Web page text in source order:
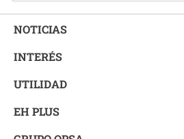
NOTICIAS
INTERÉS
UTILIDAD
EH PLUS